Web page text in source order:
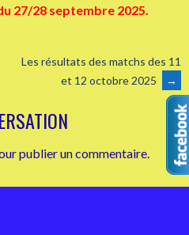
27/28 septembre 2025.
Les résultats des matchs des 11
et 12 octobre 2025
→
publier un commentaire.